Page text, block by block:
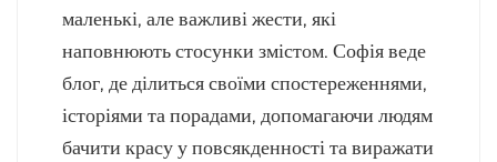
маленькі, але важливі жести, які
наповнюють стосунки змістом. Софія веде
блог, де ділиться своїми спостереженнями,
історіями та порадами, допомагаючи людям
бачити красу у повсякденності та виражати